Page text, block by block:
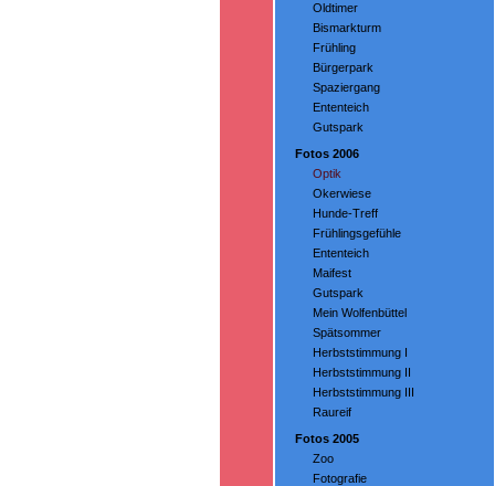
Oldtimer
Bismarkturm
Frühling
Bürgerpark
Spaziergang
Ententeich
Gutspark
Fotos 2006
Optik
Okerwiese
Hunde-Treff
Frühlingsgefühle
Ententeich
Maifest
Gutspark
Mein Wolfenbüttel
Spätsommer
Herbststimmung I
Herbststimmung II
Herbststimmung III
Raureif
Fotos 2005
Zoo
Fotografie